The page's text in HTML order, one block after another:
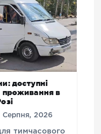
доступні
проживання в
Серпня, 2026
тимчасового